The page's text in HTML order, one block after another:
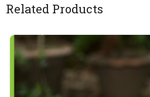
Related Products